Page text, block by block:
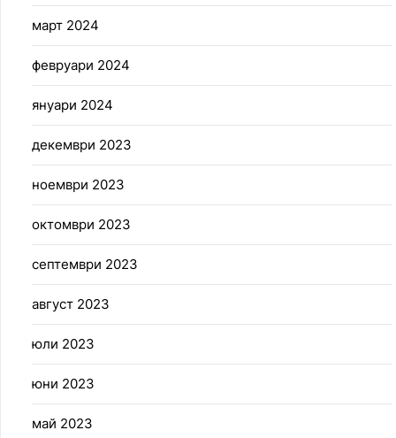
март 2024
февруари 2024
януари 2024
декември 2023
ноември 2023
октомври 2023
септември 2023
август 2023
юли 2023
юни 2023
май 2023